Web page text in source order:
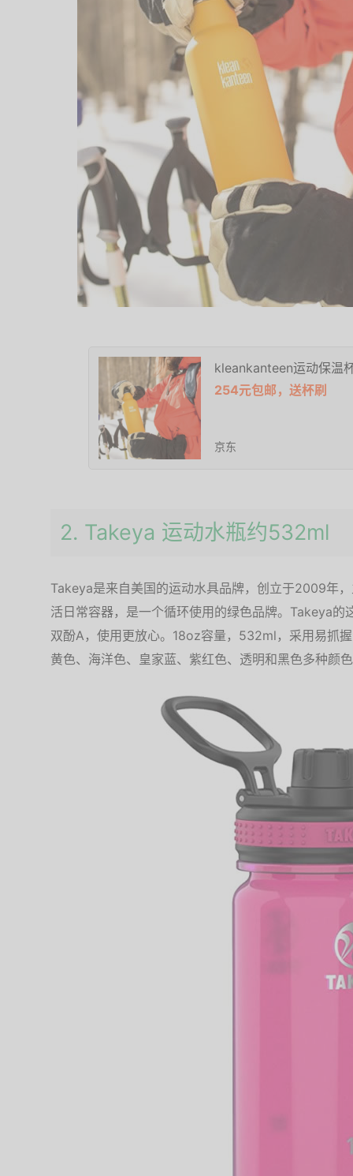
kleankanteen运动保温
254元包邮，送杯刷
京东
2. Takeya 运动水瓶约532ml
Takeya是来自美国的运动水具品牌，创立于2009年
活日常容器，是一个循环使用的绿色品牌。Takeya
双酚A，使用更放心。18oz容量，532ml，采用易抓
黄色、海洋色、皇家蓝、紫红色、透明和黑色多种颜